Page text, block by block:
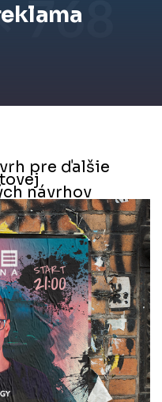
pre ďalšie
návrhov